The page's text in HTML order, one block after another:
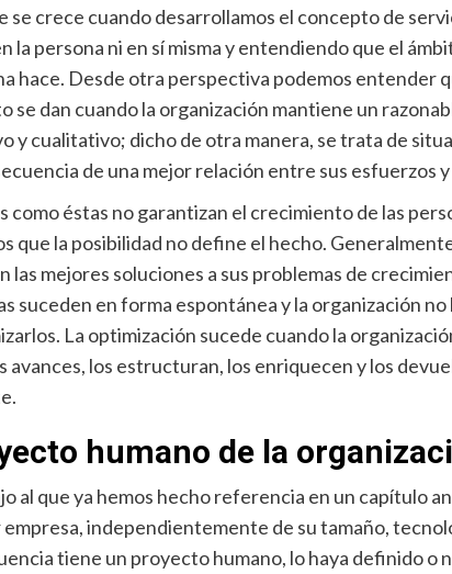
se crece cuando desarrollamos el concepto de
la persona ni en sí misma y entendiendo que el
hace. Desde otra perspectiva podemos entender
se dan cuando la organización mantiene un
y cualitativo; dicho de otra manera, se trata de
de una mejor relación entre sus esfuerzos
como éstas no garantizan el crecimiento de las
que la posibilidad no define el hecho.
las mejores soluciones a sus problemas de
suceden en forma espontánea y la organización
La optimización sucede cuando la
avances, los estructuran, los enriquecen y los
humano de la
al que ya hemos hecho referencia en un capítulo
empresa, independientemente de su tamaño,
tiene un proyecto humano, lo haya definido o